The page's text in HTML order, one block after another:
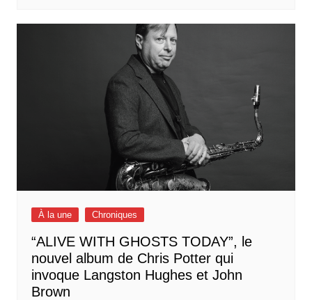
À la une Chroniques
“ALIVE WITH GHOSTS TODAY”, le
nouvel album de Chris Potter qui
invoque Langston Hughes et John
Brown